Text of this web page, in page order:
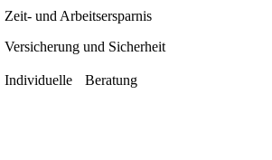
Zeit- und Arbeitsersparnis
Versicherung und Sicherheit
Individuelle Beratung